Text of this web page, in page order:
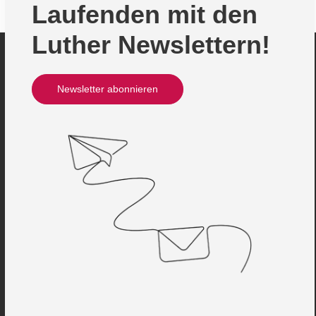
Laufenden mit den
Luther Newslettern!
Newsletter abonnieren